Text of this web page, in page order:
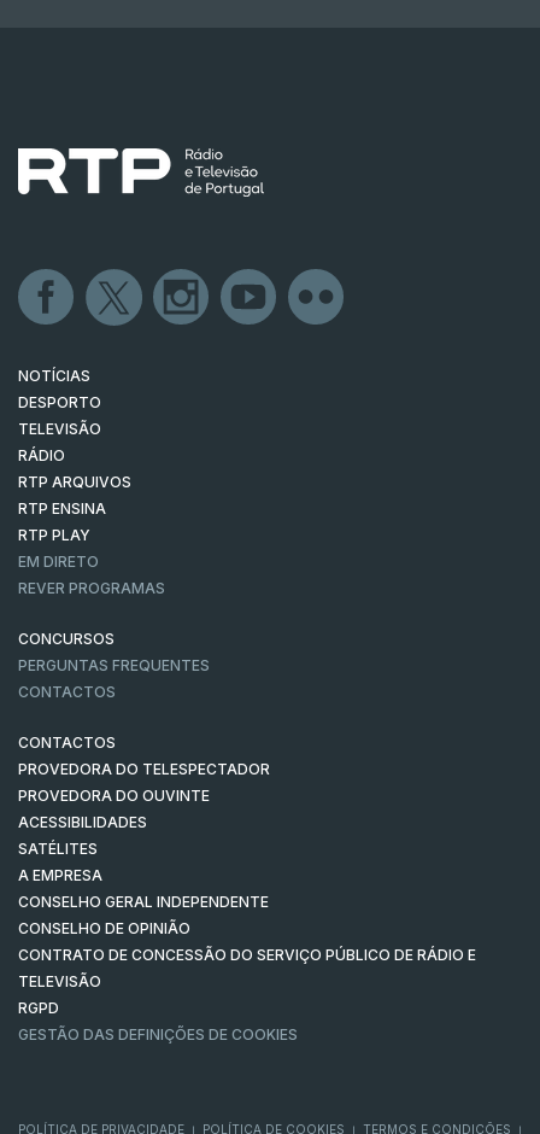
NOTÍCIAS
DESPORTO
TELEVISÃO
RÁDIO
RTP ARQUIVOS
RTP ENSINA
RTP PLAY
EM DIRETO
REVER PROGRAMAS
CONCURSOS
PERGUNTAS FREQUENTES
CONTACTOS
CONTACTOS
PROVEDORA DO TELESPECTADOR
PROVEDORA DO OUVINTE
ACESSIBILIDADES
SATÉLITES
A EMPRESA
CONSELHO GERAL INDEPENDENTE
CONSELHO DE OPINIÃO
CONTRATO DE CONCESSÃO DO SERVIÇO PÚBLICO DE RÁDIO E
TELEVISÃO
RGPD
GESTÃO DAS DEFINIÇÕES DE COOKIES
POLÍTICA DE PRIVACIDADE POLÍTICA DE COOKIES TERMOS E CONDIÇÕES